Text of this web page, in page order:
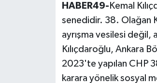
HABER49- Kemal
senedidir. 38. Olağan
ayrışma vesilesi değil,
Kılıçdaroğlu, Ankara
2023'te yapılan CHP
karara yönelik sosyal